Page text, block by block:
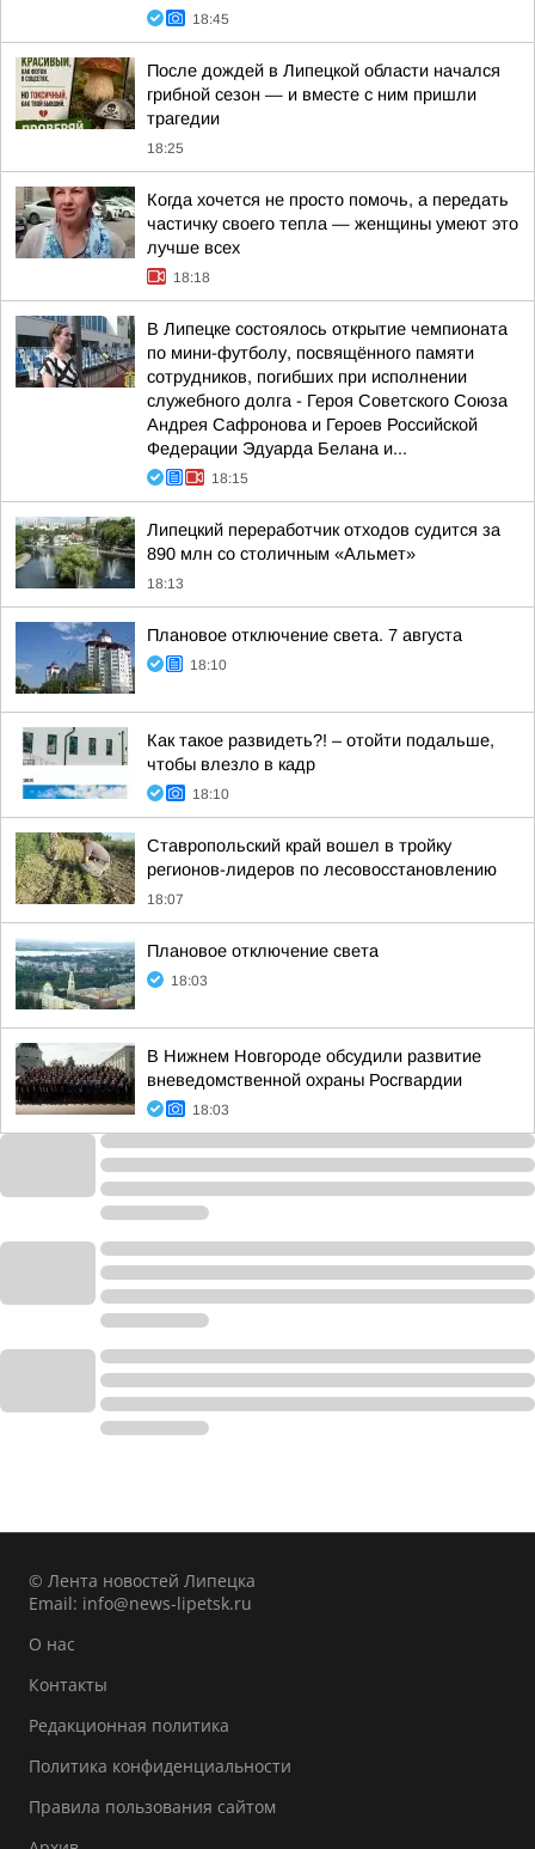
18:45
После дождей в Липецкой области начался
грибной сезон — и вместе с ним пришли
трагедии
18:25
Когда хочется не просто помочь, а передать
частичку своего тепла — женщины умеют это
лучше всех
18:18
В Липецке состоялось открытие чемпионата
по мини-футболу, посвящённого памяти
сотрудников, погибших при исполнении
служебного долга - Героя Советского Союза
Андрея Сафронова и Героев Российской
Федерации Эдуарда Белана и...
18:15
Липецкий переработчик отходов судится за
890 млн со столичным «Альмет»
18:13
Плановое отключение света. 7 августа
18:10
Как такое развидеть?! – отойти подальше,
чтобы влезло в кадр
18:10
Ставропольский край вошел в тройку
регионов-лидеров по лесовосстановлению
18:07
Плановое отключение света
18:03
В Нижнем Новгороде обсудили развитие
вневедомственной охраны Росгвардии
18:03
© Лента новостей Липецка
Email: info@news-lipetsk.ru
О нас
Контакты
Редакционная политика
Политика конфиденциальности
Правила пользования сайтом